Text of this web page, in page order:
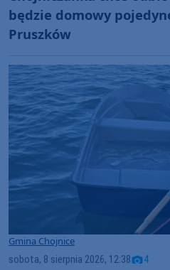
będzie domowy
Pruszków
Gmina Chojnice
sobota, 8 sierpnia 2026, 12:38 4